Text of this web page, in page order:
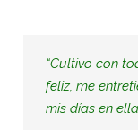
“Cultivo con
feliz, me
mis días en